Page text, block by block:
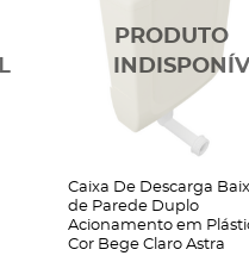
Caixa De Descarga
de Parede Duplo
Acionamento em
Cor Bege Claro Astra